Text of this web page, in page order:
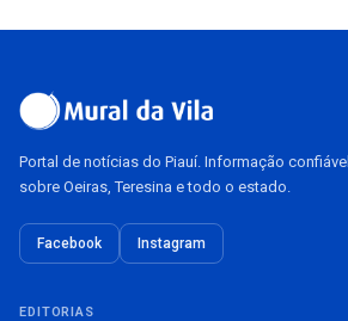
Portal de notícias do Piauí. Informação confiável
sobre Oeiras, Teresina e todo o estado.
Facebook Instagram
EDITORIAS